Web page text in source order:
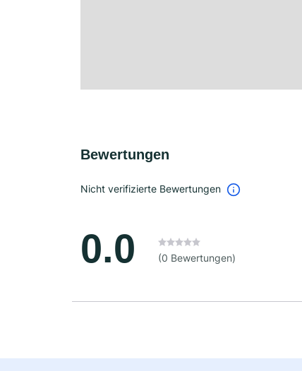
Bewertungen
Nicht verifizierte Bewertungen
0.0 (0 Bewertungen)